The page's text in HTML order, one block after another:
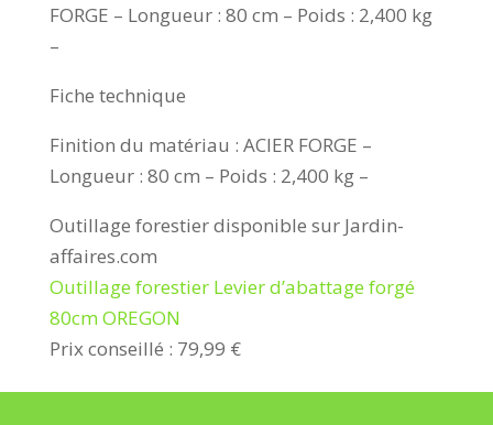
FORGE – Longueur : 80 cm – Poids : 2,400 kg
–
Fiche technique
Finition du matériau : ACIER FORGE –
Longueur : 80 cm – Poids : 2,400 kg –
Outillage forestier disponible sur Jardin-
affaires.com
Outillage forestier Levier d’abattage forgé
80cm OREGON
Prix conseillé : 79,99 €